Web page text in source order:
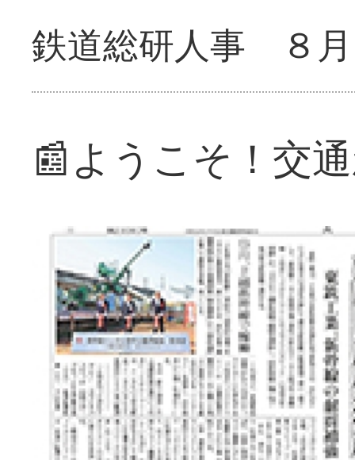
鉄道総研人事 ８
📰ようこそ！交